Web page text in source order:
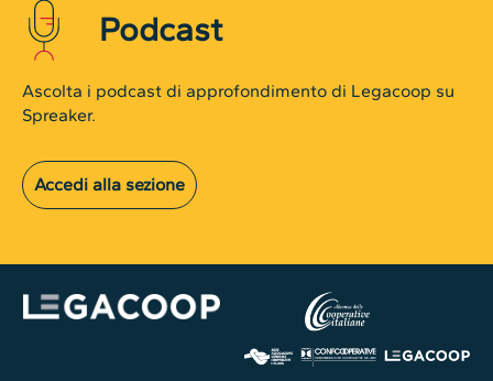
Podcast
Ascolta i podcast di approfondimento di Legacoop su
Spreaker.
Accedi alla sezione